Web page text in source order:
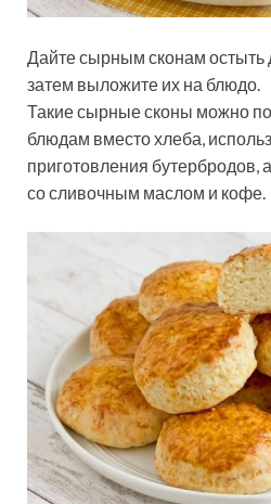
Дайте сырным сконам остыть
затем выложите их на блюдо.
Такие сырные сконы можно
блюдам вместо хлеба,
приготовления
со сливочным маслом и кофе.